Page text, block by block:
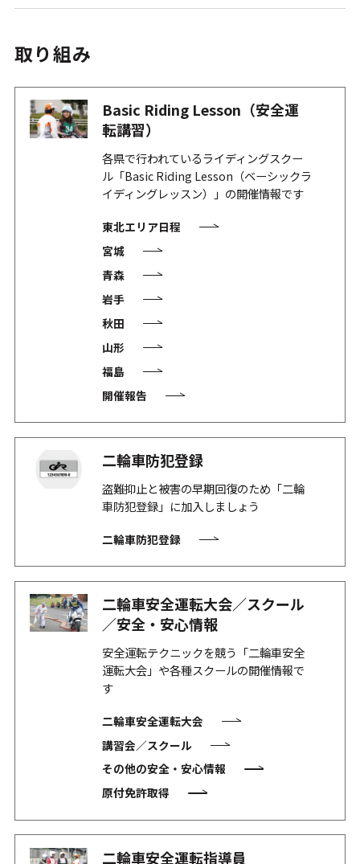
取り組み
Basic Riding Lesson（安全運
転講習）
各県で行われているライディングスクー
ル「Basic Riding Lesson（ベーシックラ
イディングレッスン）」の開催情報です
東北エリア日程
宮城
青森
岩手
秋田
山形
福島
開催報告
二輪車防犯登録
盗難抑止と被害の早期回復のため「二輪
車防犯登録」に加入しましょう
二輪車防犯登録
二輪車安全運転大会／スクール
／安全・安心情報
安全運転テクニックを競う「二輪車安全
運転大会」や各種スクールの開催情報で
す
二輪車安全運転大会
講習会／スクール
その他の安全・安心情報
原付免許取得
二輪車安全運転指導員